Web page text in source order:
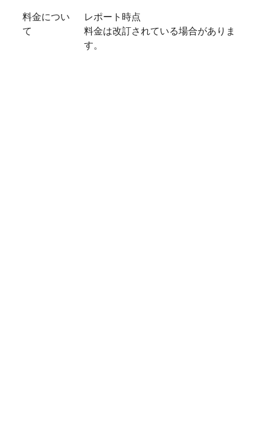
料金につい
て
レポート時点
料金は改訂されている場合がありま
す。